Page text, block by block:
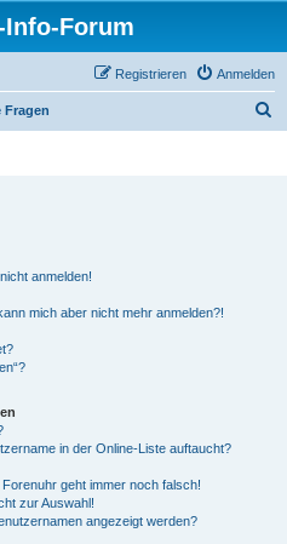
Forum
Anmelden
Registrieren
Fragen
anmelden!
mich aber nicht mehr anmelden?!
in der Online-Liste auftaucht?
geht immer noch falsch!
zur Auswahl!
angezeigt werden?